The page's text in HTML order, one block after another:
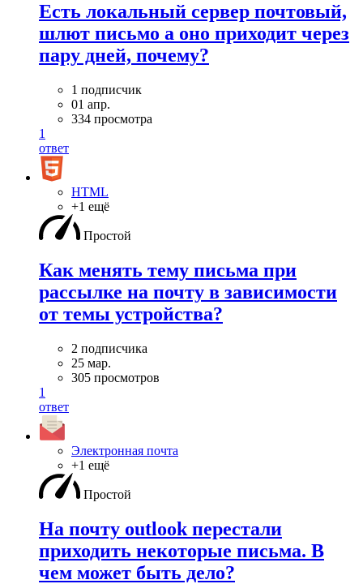
Есть локальный сервер почтовый,
шлют письмо а оно приходит через
пару дней, почему?
1 подписчик
01 апр.
334 просмотра
1
ответ
HTML
+1 ещё
Простой
Как менять тему письма при
рассылке на почту в зависимости
от темы устройства?
2 подписчика
25 мар.
305 просмотров
1
ответ
Электронная почта
+1 ещё
Простой
На почту outlook перестали
приходить некоторые письма. В
чем может быть дело?